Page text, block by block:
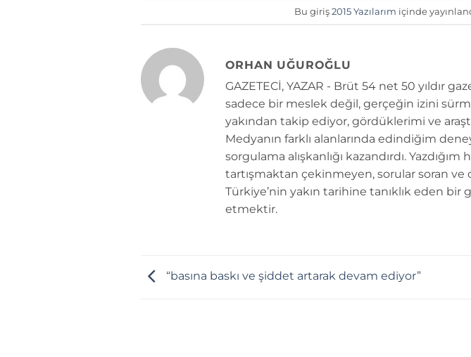
Bu giriş 2015 Yazılarım içinde
ORHAN UĞUROĞLU
GAZETECİ, YAZAR - Brüt 54 net 50 yıldır
sadece bir meslek değil, gerçeğin izini
yakından takip ediyor, gördüklerimi ve
Medyanın farklı alanlarında edindiğim
sorgulama alışkanlığı kazandırdı.
tartışmaktan çekinmeyen, sorular soran
Türkiye’nin yakın tarihine tanıklık eden bir
etmektir.
“basına baskı ve şiddet artarak devam ediyor”